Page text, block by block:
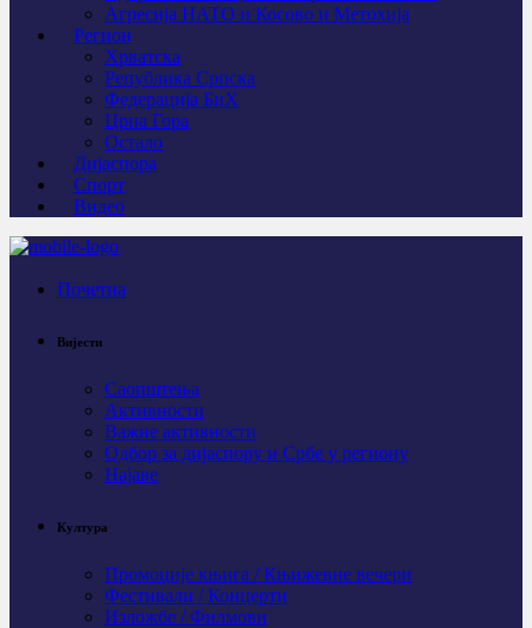
Агресија НАТО и Косово и Метохија
Регион
Хрватска
Република Српска
Федерација БиХ
Црна Гора
Остало
Дијаспора
Спорт
Видео
Почетна
Вијести
Саопштења
Активности
Важне активности
Одбор за дијаспору и Србе у региону
Најаве
Култура
Промоције књига / Књижевне вечери
Фестивали / Концерти
Изложбе / Филмови